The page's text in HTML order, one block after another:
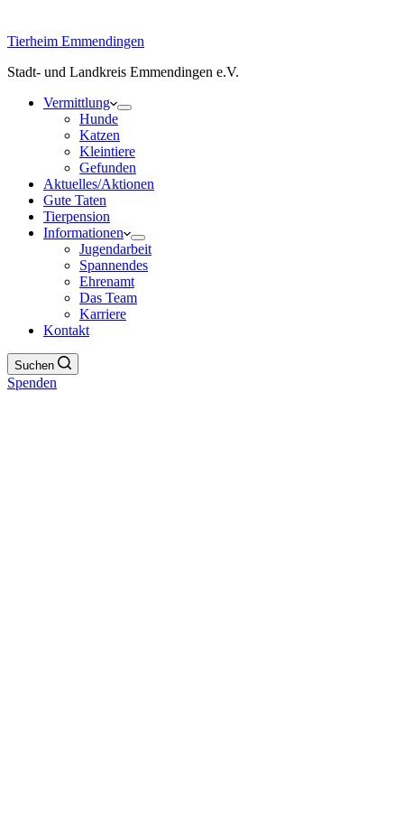
Tierheim Emmendingen
Stadt- und Landkreis Emmendingen e.V.
Vermittlung
Hunde
Katzen
Kleintiere
Gefunden
Aktuelles/Aktionen
Gute Taten
Tierpension
Informationen
Jugendarbeit
Spannendes
Ehrenamt
Das Team
Karriere
Kontakt
Suchen
Spenden